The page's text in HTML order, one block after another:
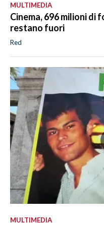
MULTIMEDIA
Cinema, 696 milioni di
restano fuori
Red
MULTIMEDIA